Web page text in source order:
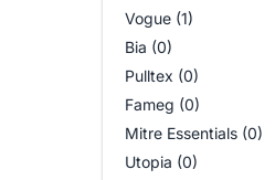
Vogue (1)
Bia (0)
Pulltex (0)
Fameg (0)
Mitre Essentials (0)
Utopia (0)